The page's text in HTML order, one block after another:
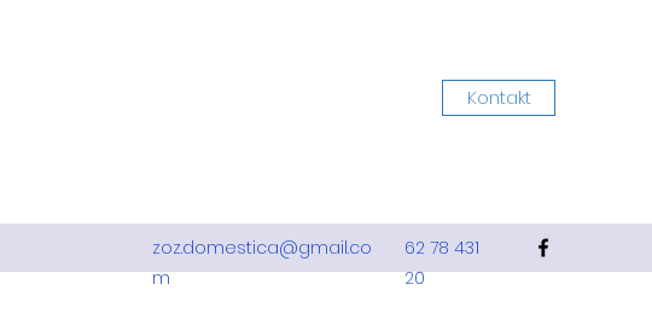
Kontakt
zoz.domestica@gmail.co
m
62 78 431
20